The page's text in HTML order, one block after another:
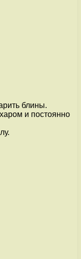
блины.
и постоянно